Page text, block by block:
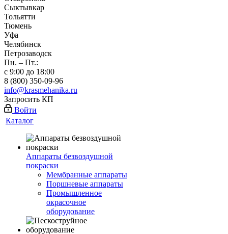
Сыктывкар
Тольятти
Тюмень
Уфа
Челябинск
Петрозаводск
Пн. – Пт.:
с 9:00 до 18:00
8 (800) 350-09-96
info@krasmehanika.ru
Запросить КП
Войти
Каталог
Аппараты безвоздушной
покраски
Мембранные аппараты
Поршневые аппараты
Промышленное
окрасочное
оборудование